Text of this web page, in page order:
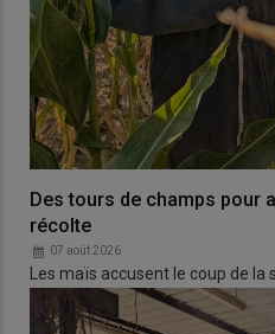
Des tours de champs pour
récolte
07 août 2026
Les maïs accusent le coup de la